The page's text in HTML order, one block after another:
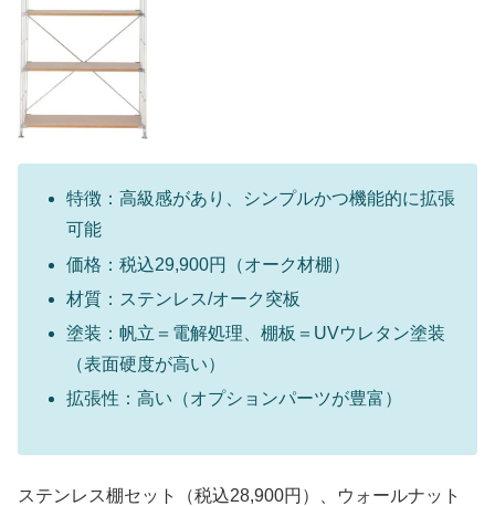
特徴：高級感があり、シンプルかつ機能的に拡張
可能
価格：税込29,900円（オーク材棚）
材質：ステンレス/オーク突板
塗装：帆立＝電解処理、棚板＝UVウレタン塗装
（表面硬度が高い）
拡張性：高い（オプションパーツが豊富）
ステンレス棚セット（税込28,900円）、ウォールナット